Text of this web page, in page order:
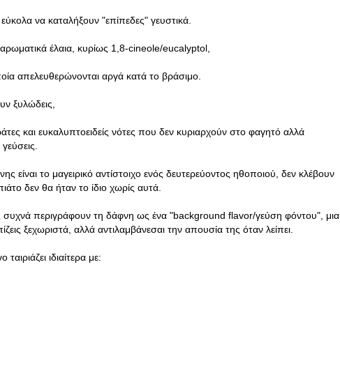
να καταλήξουν "επίπεδες" γευστικά.
έλαια, κυρίως 1,8-cineole/eucalyptol,
απελευθερώνονται αργά κατά το βράσιμο.
ξυλώδεις,
και ευκαλυπτοειδείς νότες που δεν κυριαρχούν στο φαγητό αλλά
είναι το μαγειρικό αντίστοιχο ενός δευτερεύοντος ηθοποιού, δεν κλέβουν
δεν θα ήταν το ίδιο χωρίς αυτά.
συχνά περιγράφουν τη δάφνη ως ένα "background flavor/γεύση φόντου", μια
ξεχωριστά, αλλά αντιλαμβάνεσαι την απουσία της όταν λείπει.
ιδιαίτερα με: